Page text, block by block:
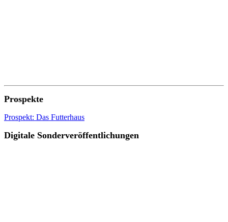
Prospekte
Prospekt: Das Futterhaus
Digitale Sonderveröffentlichungen